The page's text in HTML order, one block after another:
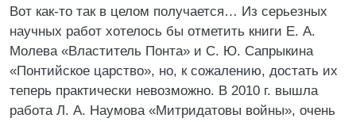
Вот как-то так в целом получается… Из серьезных
научных работ хотелось бы отметить книги Е. А.
Молева «Властитель Понта» и С. Ю. Сапрыкина
«Понтийское царство», но, к сожалению, достать их
теперь практически невозможно. В 2010 г. вышла
работа Л. А. Наумова «Митридатовы войны», очень